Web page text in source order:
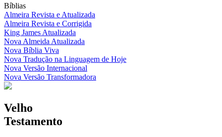
Bíblias
Almeira Revista e Atualizada
Almeira Revista e Corrigida
King James Atualizada
Nova Almeida Atualizada
Nova Bíblia Viva
Nova Tradução na Linguagem de Hoje
Nova Versão Internacional
Nova Versão Transformadora
Velho
Testamento